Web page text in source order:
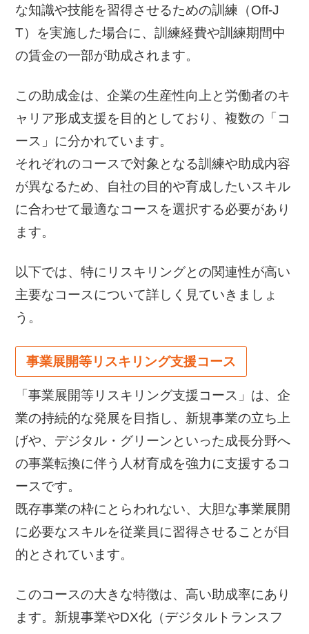
な知識や技能を習得させるための訓練（Off-J
T）を実施した場合に、訓練経費や訓練期間中
の賃金の一部が助成されます。
この助成金は、企業の生産性向上と労働者のキ
ャリア形成支援を目的としており、複数の「コ
ース」に分かれています。
それぞれのコースで対象となる訓練や助成内容
が異なるため、自社の目的や育成したいスキル
に合わせて最適なコースを選択する必要があり
ます。
以下では、特にリスキリングとの関連性が高い
主要なコースについて詳しく見ていきましょ
う。
事業展開等リスキリング支援コース
「事業展開等リスキリング支援コース」は、企
業の持続的な発展を目指し、新規事業の立ち上
げや、デジタル・グリーンといった成長分野へ
の事業転換に伴う人材育成を強力に支援するコ
ースです。
既存事業の枠にとらわれない、大胆な事業展開
に必要なスキルを従業員に習得させることが目
的とされています。
このコースの大きな特徴は、高い助成率にあり
ます。新規事業やDX化（デジタルトランスフ